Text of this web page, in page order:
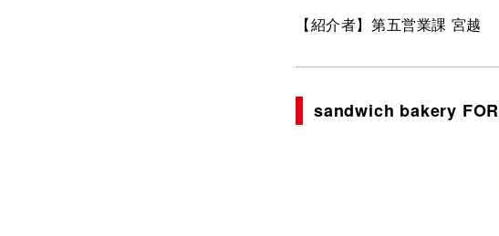
【紹介者】第五営業課 宮越
sandwich bakery